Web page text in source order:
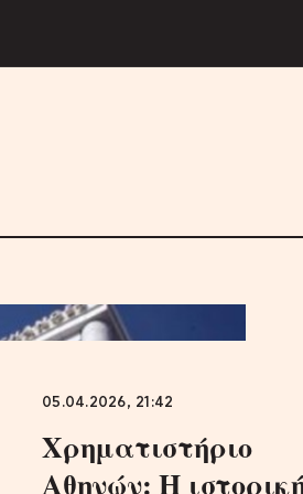
05.04.2026, 21:42
Χρηματιστήριο
Αθηνών: Η